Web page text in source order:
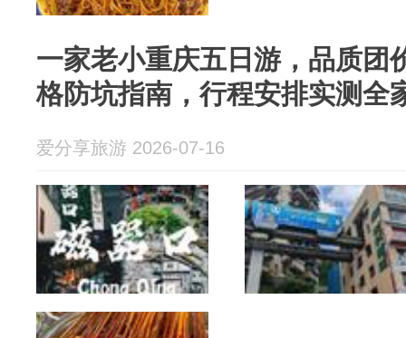
一家老小重庆五日游，品质团
格防坑指南，行程安排实测全
爱分享旅游 2026-07-16